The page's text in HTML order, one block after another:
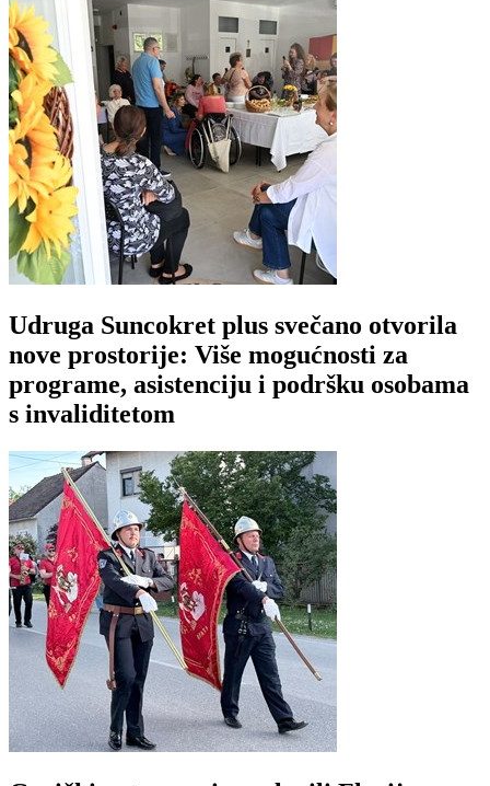
Udruga Suncokret plus svečano otvorila
nove prostorije: Više mogućnosti za
programe, asistenciju i podršku osobama
s invaliditetom